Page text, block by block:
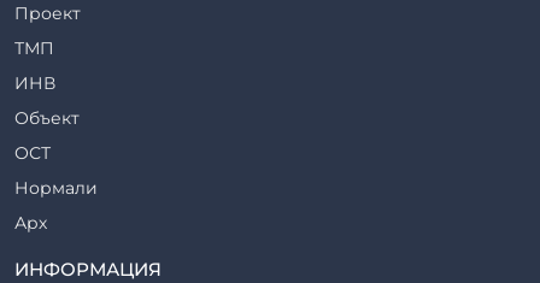
Ригели железобетонные
Сваи железобетонные
Стеновые блоки
Стойки железобетонные
Столбы железобетонные
Закладные детали
Трубы железобетонные
Утяжелители железобетонные
Проект
ТМП
ИНВ
Объект
ОСТ
Нормали
Арх
ТР
ИНФОРМАЦИЯ